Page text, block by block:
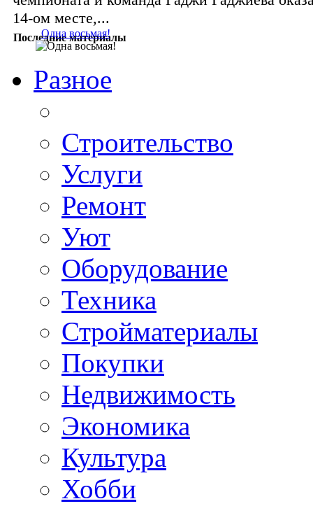
14-ом месте,...
Последние материалы
Одна восьмая!
Разное
Строительство
Услуги
Ремонт
Уют
Оборудование
Техника
Стройматериалы
Покупки
Недвижимость
Экономика
Культура
Хобби